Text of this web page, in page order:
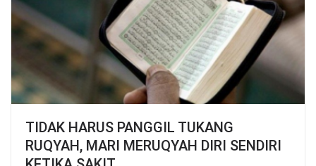
TIDAK HARUS PANGGIL TUKANG
RUQYAH, MARI MERUQYAH DIRI SENDIRI